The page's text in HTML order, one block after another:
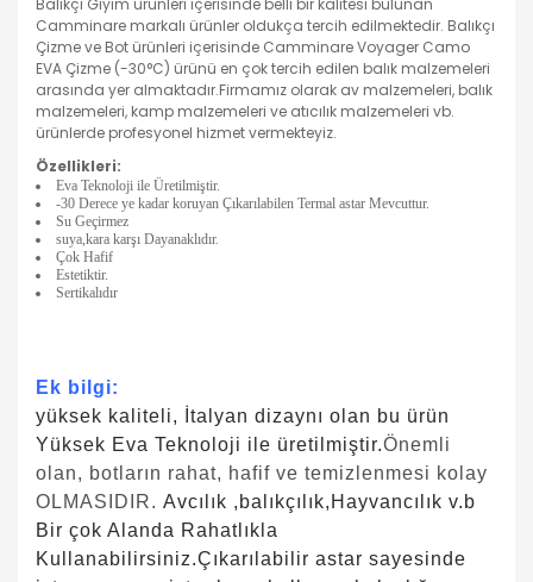
Balıkçı Giyim ürünleri içerisinde belli bir kalitesi bulunan
Camminare markalı ürünler oldukça tercih edilmektedir. Balıkçı
Çizme ve Bot ürünleri içerisinde Camminare Voyager Camo
EVA Çizme (-30°C) ürünü en çok tercih edilen balık malzemeleri
arasında yer almaktadır.Firmamız olarak av malzemeleri, balık
malzemeleri, kamp malzemeleri ve atıcılık malzemeleri vb.
ürünlerde profesyonel hizmet vermekteyiz.
Özellikleri:
Eva Teknoloji ile Üretilmiştir.
-30 Derece ye kadar koruyan Çıkarılabilen Termal astar Mevcuttur.
Su Geçirmez
suya,kara karşı Dayanaklıdır.
Çok Hafif
Estetiktir.
Sertikalıdır
Ek bilgi:
yüksek kaliteli, İtalyan dizaynı olan bu ürün
Yüksek Eva Teknoloji ile üretilmiştir.Önemli
olan, botların rahat, hafif ve temizlenmesi kolay
OLMASIDIR. Avcılık ,balıkçılık,Hayvancılık v.b
Bir çok Alanda Rahatlıkla
Kullanabilirsiniz.Çıkarılabilir astar sayesinde